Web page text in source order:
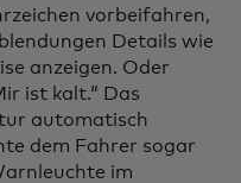
vorbeifahren,
Details wie
anzeigen. Oder
ist kalt.“ Das
automatisch
dem Fahrer sogar
im